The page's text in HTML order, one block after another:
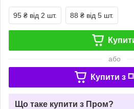
95 ₴ від 2 шт. 88 ₴ від 5 шт.
або
Купити з
Що таке купити з Пром?